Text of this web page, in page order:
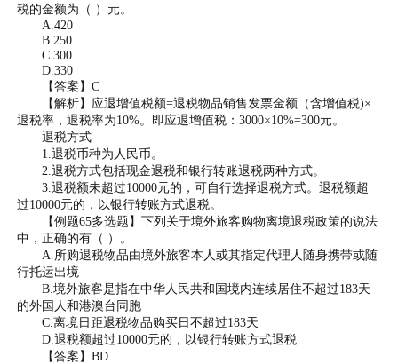
税的金额为（ ）元。
A.420
B.250
C.300
D.330
【答案】C
【解析】应退增值税额=退税物品销售发票金额（含增值税)×
退税率，退税率为10%。即应退增值税：3000×10%=300元。
退税方式
1.退税币种为人民币。
2.退税方式包括现金退税和银行转账退税两种方式。
3.退税额未超过10000元的，可自行选择退税方式。退税额超
过10000元的，以银行转账方式退税。
【例题65多选题】下列关于境外旅客购物离境退税政策的说法
中，正确的有（ ）。
A.所购退税物品由境外旅客本人或其指定代理人随身携带或随
行托运出境
B.境外旅客是指在中华人民共和国境内连续居住不超过183天
的外国人和港澳台同胞
C.离境日距退税物品购买日不超过183天
D.退税额超过10000元的，以银行转账方式退税
【答案】BD